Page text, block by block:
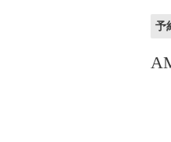
予